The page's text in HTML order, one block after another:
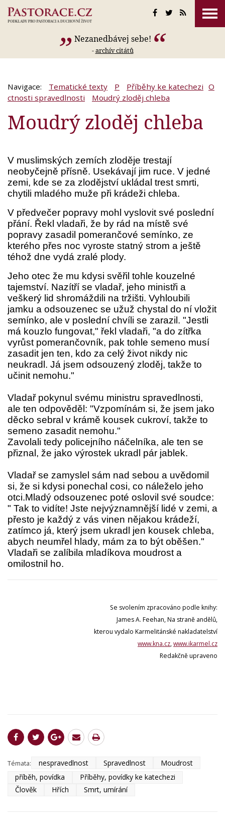
Nezanedbávej sebe!
-archív citátů
Navigace: Tematické texty P Příběhy ke katechezi O
ctnosti spravedlnosti
Moudrý zloděj chleba
Moudrý zloděj chleba
V muslimských zemích zloděje trestají
neobyčejně přísně. Usekávají jim ruce. V jedné
zemi, kde se za zlodějství ukládal trest smrti,
chytili mladého muže při krádeži chleba.
V předvečer popravy mohl vyslovit své poslední
přání. Řekl vladaři, že by rád na místě své
popravy zasadil pomerančové semínko, ze
kterého přes noc vyroste statný strom a ještě
téhož dne vydá zralé plody.
Jeho otec že mu kdysi svěřil tohle kouzelné
tajemství. Nazítří se vladař, jeho ministři a
veškerý lid shromáždili na tržišti. Vyhloubili
jamku a odsouzenec se užuž chystal do ní vložit
semínko, ale v poslední chvíli se zarazil. "Jestli
má kouzlo fungovat," řekl vladaři, "a do zítřka
vyrůst pomerančovník, pak tohle semeno musí
zasadit jen ten, kdo za celý život nikdy nic
neukradl. Já jsem odsouzený zloděj, takže to
učinit nemohu."
Vladař pokynul svému ministru spravedlnosti,
ale ten odpověděl: "Vzpomínám si, že jsem jako
děcko sebral v krámě kousek cukroví, takže to
semeno zasadit nemohu."
Zavolali tedy policejního náčelníka, ale ten se
přiznal, že jako výrostek ukradl pár jablek.
Vladař se zamyslel sám nad sebou a uvědomil
si, že si kdysi ponechal cosi, co náleželo jeho
otci.Mladý odsouzenec poté oslovil své soudce:
" Tak to vidíte! Jste nejvýznamnější lidé v zemi, a
přesto je každý z vás vinen nějakou krádeží,
zatímco já, který jsem ukradl jen kousek chleba,
abych neumřel hlady, mám za to být oběšen."
Vladaři se zalíbila mladíkova moudrost a
omilostnil ho.
Se svolením zpracováno podle knihy:
James A. Feehan, Na straně andělů,
kterou vydalo Karmelitánské nakladatelství
www.kna.cz,www.ikarmel.cz
Redakčně upraveno
Témata: nespravedlnost Spravedlnost
Moudrost
příběh, povídka
Příběhy, povídky ke katechezi
Člověk
Hřích Smrt, umírání